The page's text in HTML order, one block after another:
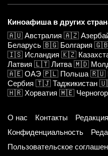
Киноафиша в других
🇦🇺 Австралия 🇦🇿
Беларусь 🇧🇬 Болгария
🇮🇸 Исландия 🇰🇿
Латвия 🇱🇹 Литва 🇲🇩
🇦🇪 ОАЭ 🇵🇱 Польша 🇷🇺
Сербия 🇹🇯 Таджикистан
🇭🇷 Хорватия 🇲🇪
О нас Контакты Редакция
Конфиденциальность
Пользовательское